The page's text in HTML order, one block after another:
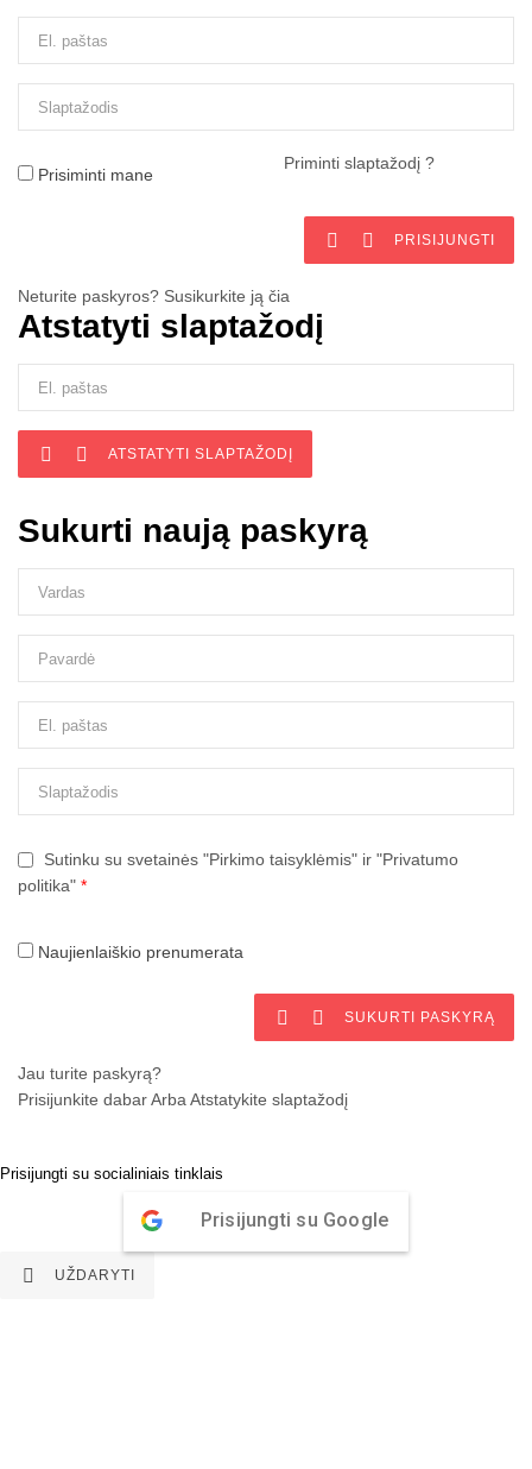
Prisiminti mane
Priminti slaptažodį ?
  PRISIJUNGTI
Neturite paskyros? Susikurkite ją čia
Atstatyti slaptažodį
  ATSTATYTI SLAPTAŽODĮ
Sukurti naują paskyrą
Sutinku su svetainės "Pirkimo taisyklėmis" ir "Privatumo
politika" *
Naujienlaiškio prenumerata
  SUKURTI PASKYRĄ
Jau turite paskyrą?
Prisijunkite dabarArbaAtstatykite slaptažodį
Prisijungti su socialiniais tinklais
Prisijungti su Google
 UŽDARYTI